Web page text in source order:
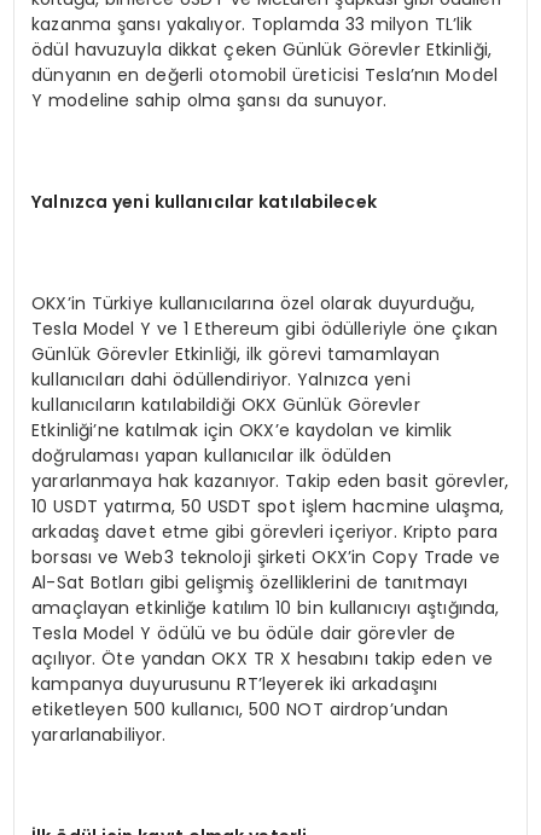
kazanma şansı yakalıyor. Toplamda 33 milyon TL’lik
ödül havuzuyla dikkat çeken Günlük Görevler Etkinliği,
dünyanın en değerli otomobil üreticisi Tesla’nın Model
Y modeline sahip olma şansı da sunuyor.
Yalnızca yeni kullanıcılar katılabilecek
OKX’in Türkiye kullanıcılarına özel olarak duyurduğu,
Tesla Model Y ve 1 Ethereum gibi ödülleriyle öne çıkan
Günlük Görevler Etkinliği, ilk görevi tamamlayan
kullanıcıları dahi ödüllendiriyor. Yalnızca yeni
kullanıcıların katılabildiği OKX Günlük Görevler
Etkinliği’ne katılmak için OKX’e kaydolan ve kimlik
doğrulaması yapan kullanıcılar ilk ödülden
yararlanmaya hak kazanıyor. Takip eden basit görevler,
10 USDT yatırma, 50 USDT spot işlem hacmine ulaşma,
arkadaş davet etme gibi görevleri içeriyor. Kripto para
borsası ve Web3 teknoloji şirketi OKX’in Copy Trade ve
Al-Sat Botları gibi gelişmiş özelliklerini de tanıtmayı
amaçlayan etkinliğe katılım 10 bin kullanıcıyı aştığında,
Tesla Model Y ödülü ve bu ödüle dair görevler de
açılıyor. Öte yandan OKX TR X hesabını takip eden ve
kampanya duyurusunu RT’leyerek iki arkadaşını
etiketleyen 500 kullanıcı, 500 NOT airdrop’undan
yararlanabiliyor.